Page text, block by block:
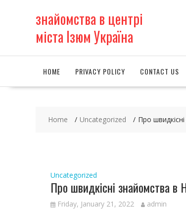
знайомства в центрі
міста Ізюм Україна
HOME PRIVACY POLICY CONTACT US
Home Uncategorized Про
Uncategorized
Про швидкісні знайомства в
Friday, January 21, 2022 admin